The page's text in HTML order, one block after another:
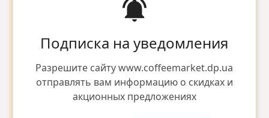
Подписка на уведомления
Разрешите сайту www.coffeemarket.dp.ua
отправлять вам информацию о скидках и
акционных предложениях